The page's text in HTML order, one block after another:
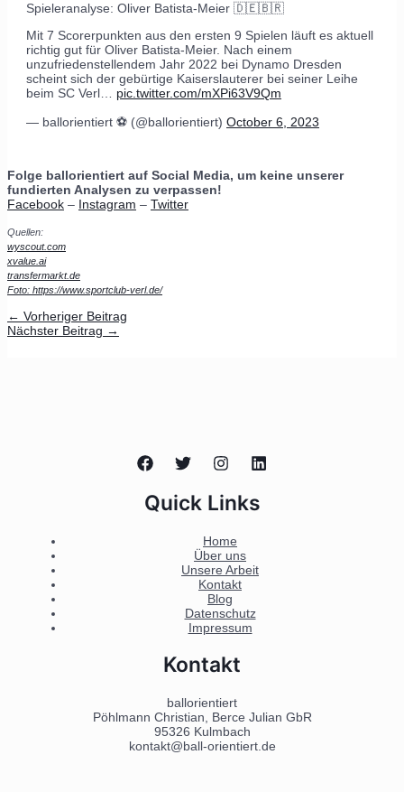
Spieleranalyse: Oliver Batista-Meier 🇩🇪🇧🇷
Mit 7 Scorerpunkten aus den ersten 9 Spielen läuft es aktuell
richtig gut für Oliver Batista-Meier. Nach einem
unzufriedenstellendem Jahr 2022 bei Dynamo Dresden
scheint sich der gebürtige Kaiserslauterer bei seiner Leihe
beim SC Verl… pic.twitter.com/mXPi63V9Qm
— ballorientiert ⚽️ (@ballorientiert) October 6, 2023
Folge ballorientiert auf Social Media, um keine unserer
fundierten Analysen zu verpassen!
Facebook – Instagram – Twitter
Quellen:
wyscout.com
xvalue.ai
transfermarkt.de
Foto: https://www.sportclub-verl.de/
← Vorheriger Beitrag
Nächster Beitrag →
Quick Links
Home
Über uns
Unsere Arbeit
Kontakt
Blog
Datenschutz
Impressum
Kontakt
ballorientiert
Pöhlmann Christian, Berce Julian GbR
95326 Kulmbach
kontakt@ball-orientiert.de